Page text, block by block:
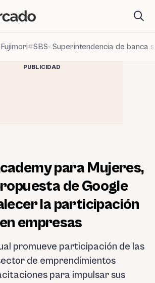
SBS- Superintendencia de banca
PUBLICIDAD
para Mujeres,
de Google
la participación
empresas
promueve participación de las
de emprendimientos
para impulsar sus